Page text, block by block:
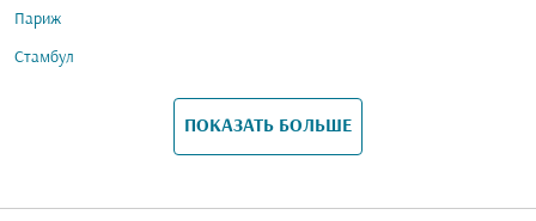
Париж
Стамбул
ПОКАЗАТЬ БОЛЬШЕ